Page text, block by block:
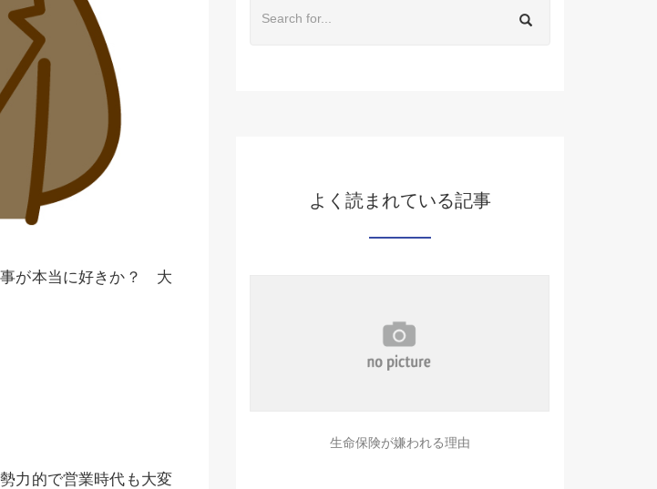
事が本当に好きか？ 大
力的で営業時代も大変
よく読まれている記事
生命保険が嫌われる理由